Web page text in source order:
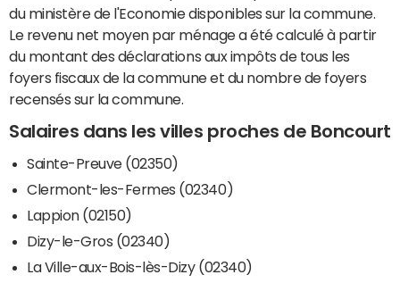
du ministère de l'Economie disponibles sur la commune.
Le revenu net moyen par ménage a été calculé à partir
du montant des déclarations aux impôts de tous les
foyers fiscaux de la commune et du nombre de foyers
recensés sur la commune.
Salaires dans les villes proches de Boncourt
Sainte-Preuve (02350)
Clermont-les-Fermes (02340)
Lappion (02150)
Dizy-le-Gros (02340)
La Ville-aux-Bois-lès-Dizy (02340)